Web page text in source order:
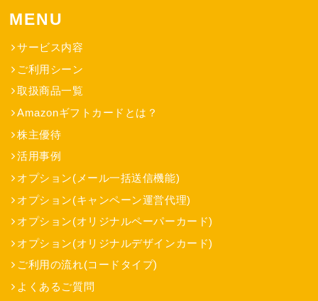
MENU
サービス内容
ご利用シーン
取扱商品一覧
Amazonギフトカードとは？
株主優待
活用事例
オプション(メール一括送信機能)
オプション(キャンペーン運営代理)
オプション(オリジナルペーパーカード)
オプション(オリジナルデザインカード)
ご利用の流れ(コードタイプ)
よくあるご質問